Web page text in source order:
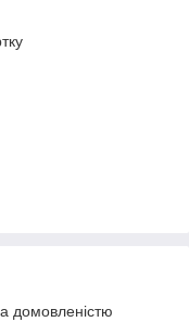
домовленістю